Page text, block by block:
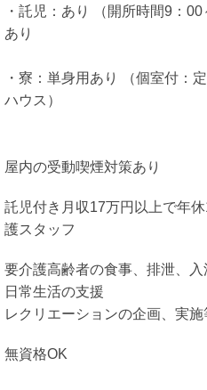
・託児：あり （開所時間9：
あり
・寮：単身用あり （個室付：
ハウス）
屋内の受動喫煙対策あり
託児付き月収17万円以上で年
護スタッフ
要介護高齢者の食事、排泄、入
日常生活の支援
レクリエーションの企画、実施
無資格OK